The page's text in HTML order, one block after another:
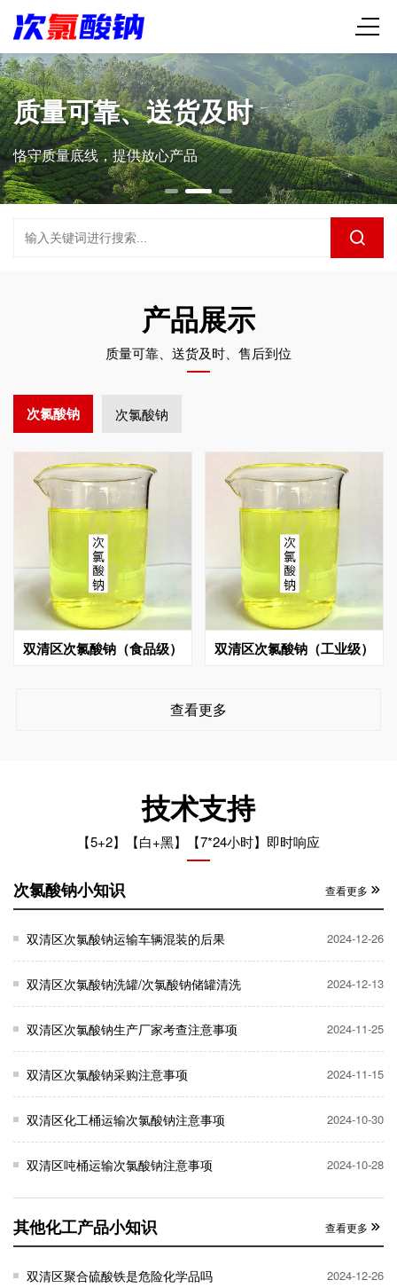
质量可靠、送货及时
恪守质量底线，提供放心产品
产品展示
质量可靠、送货及时、售后到位
次氯酸钠 次氯酸钠
双清区次氯酸钠（食品级） 双清区次氯酸钠（工业级）
查看更多
技术支持
【5+2】【白+黑】【7*24小时】即时响应
次氯酸钠小知识 查看更多
双清区次氯酸钠运输车辆混装的后果 2024-12-26
双清区次氯酸钠洗罐/次氯酸钠储罐清洗 2024-12-13
双清区次氯酸钠生产厂家考查注意事项 2024-11-25
双清区次氯酸钠采购注意事项 2024-11-15
双清区化工桶运输次氯酸钠注意事项 2024-10-30
双清区吨桶运输次氯酸钠注意事项 2024-10-28
其他化工产品小知识 查看更多
双清区聚合硫酸铁是危险化学品吗 2024-12-26